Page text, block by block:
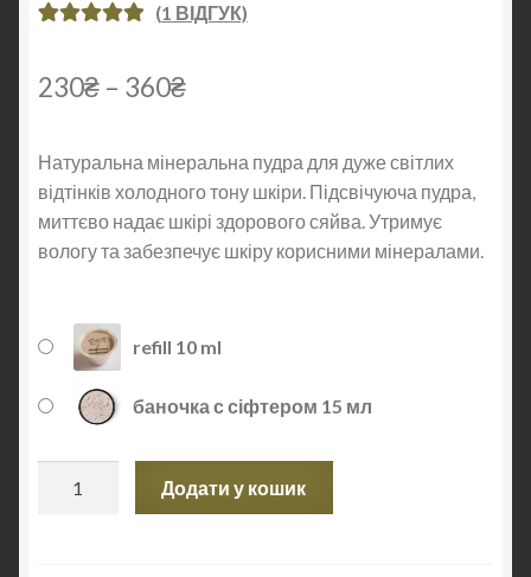
ОСНОВІ
ННЯ
ПОКУПЦЯ
(1 ВІДГУК)
230₴ – 360₴
Натуральна мінеральна пудра для дуже світлих
відтінків холодного тону шкіри. Підсвічуюча пудра,
миттєво надає шкірі здорового сяйва. Утримує
вологу та забезпечує шкіру корисними мінералами.
refill 10 ml
баночка с сіфтером 15 мл
Додати у кошик